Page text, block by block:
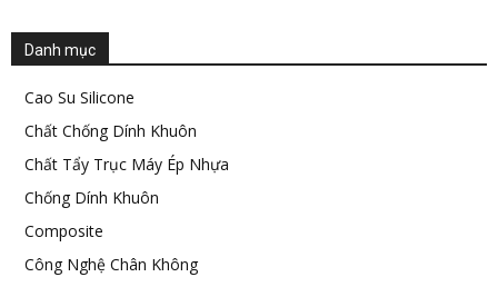
Danh mục
Cao Su Silicone
Chất Chống Dính Khuôn
Chất Tẩy Trục Máy Ép Nhựa
Chống Dính Khuôn
Composite
Công Nghệ Chân Không